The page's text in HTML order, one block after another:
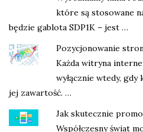
które są stosowane
będzie gablota SDP1K – jest …
Pozycjonowanie
Każda witryna
wyłącznie wtedy,
jej zawartość. …
Jak skutecznie
Współczesny świat